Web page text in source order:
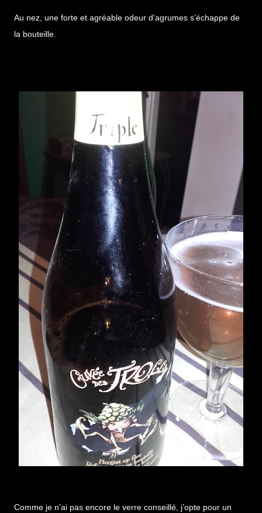
Au nez, une forte et agréable odeur d’agrumes s’échappe de
la bouteille.
Comme je n’ai pas encore le verre conseillé, j’opte pour un